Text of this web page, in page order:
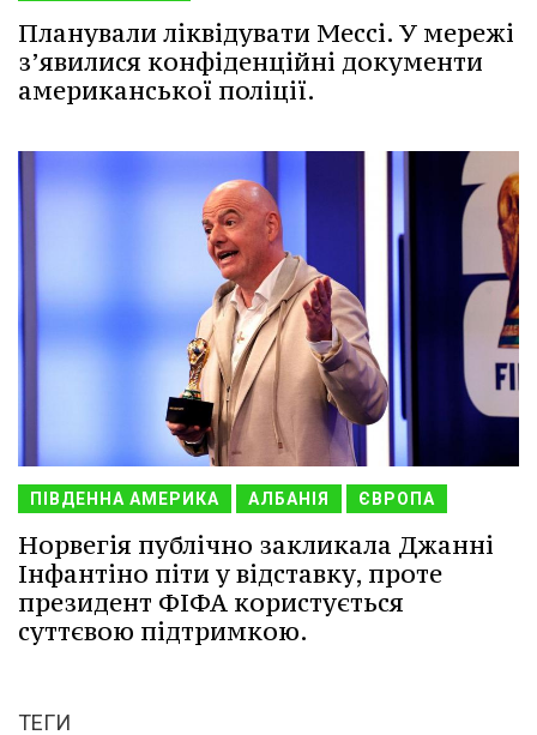
Планували ліквідувати Мессі. У мережі
з’явилися конфіденційні документи
американської поліції.
ПІВДЕННА АМЕРИКА АЛБАНІЯ ЄВРОПА
Норвегія публічно закликала Джанні
Інфантіно піти у відставку, проте
президент ФІФА користується
суттєвою підтримкою.
ТЕГИ